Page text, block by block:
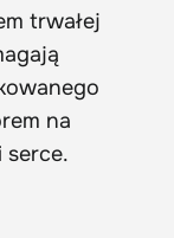
trwałej
na
serce.